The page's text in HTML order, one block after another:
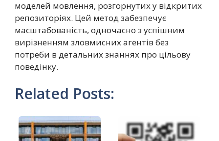
моделей мовлення, розгорнутих у відкритих
репозиторіях. Цей метод забезпечує
масштабованість, одночасно з успішним
вирізненням зловмисних агентів без
потреби в детальних знаннях про цільову
поведінку.
Related Posts: